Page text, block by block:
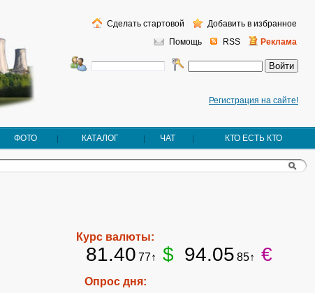
Регистрация на сайте!
Помощь RSS Реклама
Сделать стартовой Добавить в избранное
ФОТО КАТАЛОГ ЧАТ КТО ЕСТЬ КТО
Курс валюты:
81.40 77↑ $ 94.05 85↑ €
Опрос дня: